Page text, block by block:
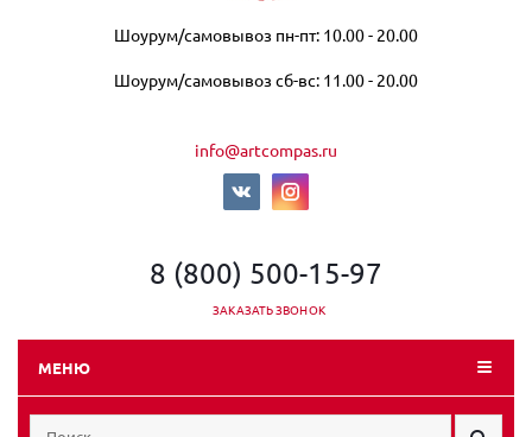
Шоурум/самовывоз пн-пт: 10.00 - 20.00
Шоурум/самовывоз сб-вс: 11.00 - 20.00
info@artcompas.ru
8 (800) 500-15-97
ЗАКАЗАТЬ ЗВОНОК
МЕНЮ